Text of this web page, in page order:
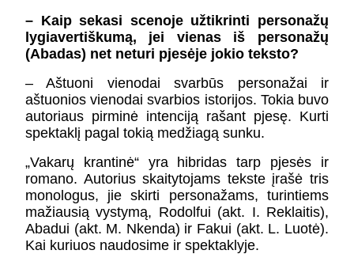
– Kaip sekasi scenoje užtikrinti personažų
lygiavertiškumą, jei vienas iš personažų
(Abadas) net neturi pjesėje jokio teksto?
– Aštuoni vienodai svarbūs personažai ir
aštuonios vienodai svarbios istorijos. Tokia buvo
autoriaus pirminė intenciją rašant pjesę. Kurti
spektaklį pagal tokią medžiagą sunku.
„Vakarų krantinė“ yra hibridas tarp pjesės ir
romano. Autorius skaitytojams tekste įrašė tris
monologus, jie skirti personažams, turintiems
mažiausią vystymą, Rodolfui (akt. I. Reklaitis),
Abadui (akt. M. Nkenda) ir Fakui (akt. L. Luotė).
Kai kuriuos naudosime ir spektaklyje.